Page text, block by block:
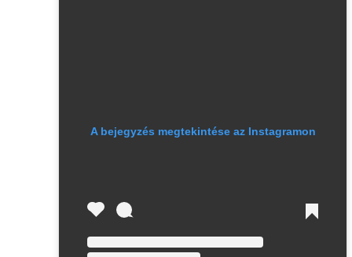
A bejegyzés megtekintése az Instagramon